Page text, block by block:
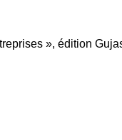
», édition